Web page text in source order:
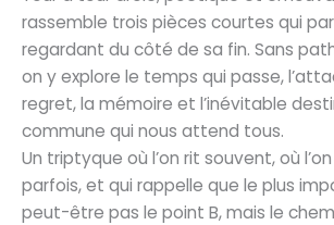
rassemble trois pièces courtes qui
regardant du côté de sa fin. Sans
on y explore le temps qui passe,
regret, la mémoire et l’inévitable
commune qui nous attend tous.
Un triptyque où l’on rit souvent, où
parfois, et qui rappelle que le plus
peut-être pas le point B, mais le